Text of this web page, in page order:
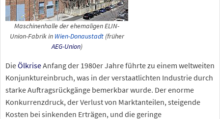
Maschinenhalle der ehemaligen ELIN-
Union-Fabrik in Wien-Donaustadt(früher
AEG-Union)
DieÖlkriseAnfang der 1980er Jahre führte zu einem weltweiten
Konjunktureinbruch, was in der verstaatlichten Industrie durch
starke Auftragsrückgänge bemerkbar wurde. Der enorme
Konkurrenzdruck, der Verlust von Marktanteilen, steigende
Kosten bei sinkenden Erträgen, und die geringe